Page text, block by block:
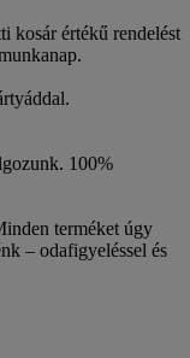
kosár értékű rendelést
100%
terméket úgy
– odafigyeléssel és